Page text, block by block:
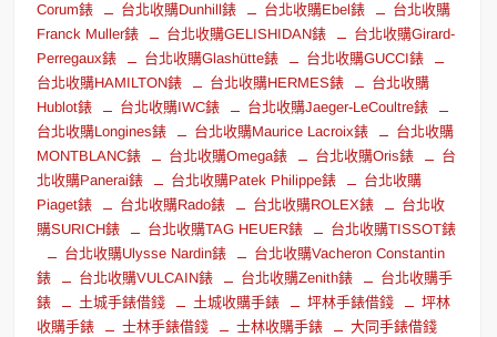
Corum錶
台北收購Dunhill錶 台北收購Ebel錶
台北收購
Franck Muller錶
台北收購GELISHIDAN錶
台北收購Girard-
Perregaux錶
台北收購Glashütte錶
台北收購GUCCI錶
台北收購HAMILTON錶
台北收購HERMES錶
台北收購
Hublot錶
台北收購IWC錶
台北收購Jaeger-LeCoultre錶
台北收購Longines錶
台北收購Maurice Lacroix錶
台北收購
MONTBLANC錶
台北收購Omega錶 台北收購Oris錶
台
北收購Panerai錶
台北收購Patek Philippe錶
台北收購
Piaget錶
台北收購Rado錶 台北收購ROLEX錶
台北收
購SURICH錶
台北收購TAG HEUER錶
台北收購TISSOT錶
台北收購Ulysse Nardin錶
台北收購Vacheron Constantin
錶
台北收購VULCAIN錶 台北收購Zenith錶
台北收購手
錶
土城手錶借錢 土城收購手錶 坪林手錶借錢
坪林
收購手錶
士林手錶借錢 士林收購手錶
大同手錶借錢